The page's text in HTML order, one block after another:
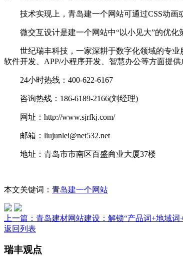
技术实现上，青岛建一个网站可通过CSS动画或
微交互设计是建一个网站中“以小见大”的优化
世纪瑞丰科技，一家深耕于数字化领域的专业
软件开发、APP/小程序开发、智慧办公等方面提
24小时热线：400-622-6167
咨询热线：186-6189-2166(刘经理)
网址：http://www.sjrfkj.com/
邮箱：liujunlei@net532.net
地址：青岛市市南区百盛商业大厦37楼
本文关键词： 青岛建一个网站
上一篇： 青岛建材网站建设：解锁“产品词+地域
返回列表
瑞丰观点